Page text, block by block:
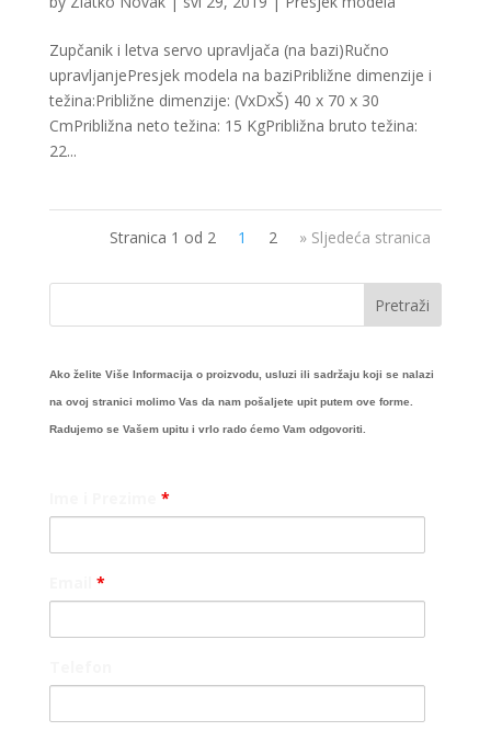
Zupčanik i letva servo upravljača (na bazi)Ručno
upravljanjePresjek modela na baziPribližne dimenzije i
težina:Približne dimenzije: (VxDxŠ) 40 x 70 x 30
CmPribližna neto težina: 15 KgPribližna bruto težina:
22...
Stranica 1 od 2 1 2 » Sljedeća stranica
Ako želite Više Informacija o proizvodu, usluzi ili sadržaju koji se nalazi
na ovoj stranici molimo Vas da nam pošaljete upit putem ove forme.
Radujemo se Vašem upitu i vrlo rado ćemo Vam odgovoriti.
*
*